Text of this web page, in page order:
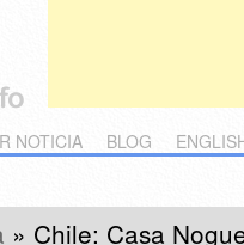
NOTICIA BLOG
» Chile: Casa